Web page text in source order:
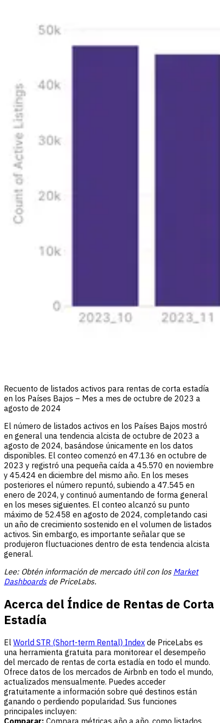
Recuento de listados activos para rentas de corta estadía
en los Países Bajos – Mes a mes de octubre de 2023 a
agosto de 2024
El número de listados activos en los Países Bajos mostró
en general una tendencia alcista de octubre de 2023 a
agosto de 2024, basándose únicamente en los datos
disponibles. El conteo comenzó en 47.136 en octubre de
2023 y registró una pequeña caída a 45.570 en noviembre
y 45.424 en diciembre del mismo año. En los meses
posteriores el número repuntó, subiendo a 47.545 en
enero de 2024, y continuó aumentando de forma general
en los meses siguientes. El conteo alcanzó su punto
máximo de 52.458 en agosto de 2024, completando casi
un año de crecimiento sostenido en el volumen de listados
activos. Sin embargo, es importante señalar que se
produjeron fluctuaciones dentro de esta tendencia alcista
general.
Lee: Obtén información de mercado útil con los Market
Dashboardsde PriceLabs.
Acerca del Índice de Rentas de Corta
Estadía
El World STR (Short-term Rental) Index de PriceLabs es
una herramienta gratuita para monitorear el desempeño
del mercado de rentas de corta estadía en todo el mundo.
Ofrece datos de los mercados de Airbnb en todo el mundo,
actualizados mensualmente. Puedes acceder
gratuitamente a información sobre qué destinos están
ganando o perdiendo popularidad. Sus funciones
principales incluyen:
Comparar: Compara métricas año a año, como listados